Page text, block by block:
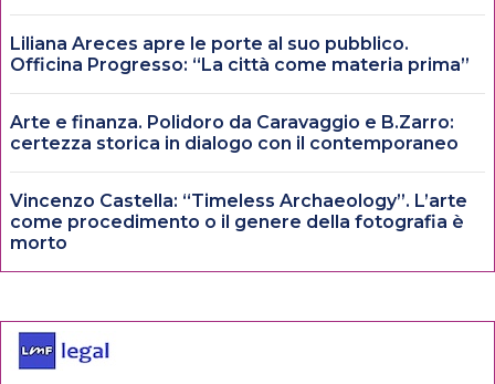
Liliana Areces apre le porte al suo pubblico.
Officina Progresso: “La città come materia prima”
Arte e finanza. Polidoro da Caravaggio e B.Zarro:
certezza storica in dialogo con il contemporaneo
Vincenzo Castella: “Timeless Archaeology”. L’arte
come procedimento o il genere della fotografia è
morto